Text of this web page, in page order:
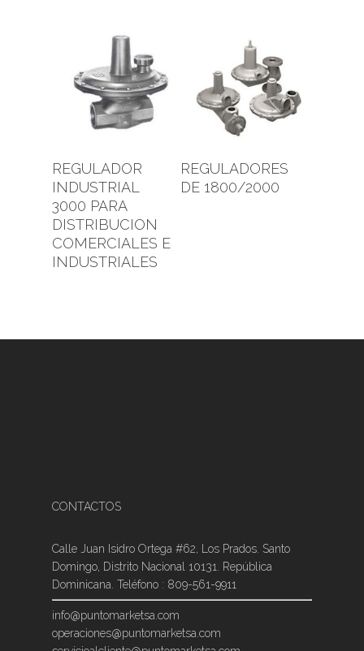
Leer Más
REGULADOR
INDUSTRIAL
3000 PARA
DISTRIBUCION
COMERCIALES E
INDUSTRIALES
Leer Más
REGULADORES
DE 1800/2000
CONTACTOS
Calle Juan Isidro Ortega #62, Los Prados. Santo
Domingo, Distrito Nacional 10131. República
Dominicana. Teléfono : 809-561-9911
info@puntomarketsa.com
operaciones@puntomarketsa.com